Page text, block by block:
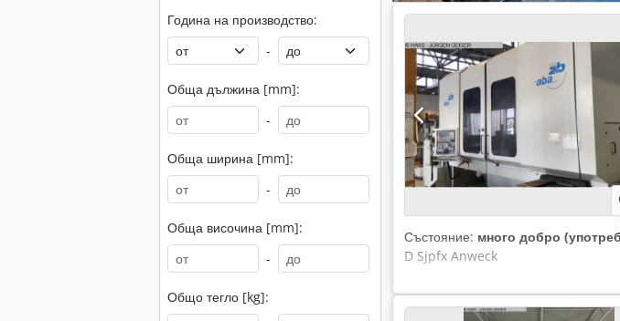
Година на производство:
-
Обща дължина [mm]:
-
Обща ширина [mm]:
-
Обща височина [mm]:
-
Общо тегло [kg]:
Състояние: много добро
D Sjpfx Anweck